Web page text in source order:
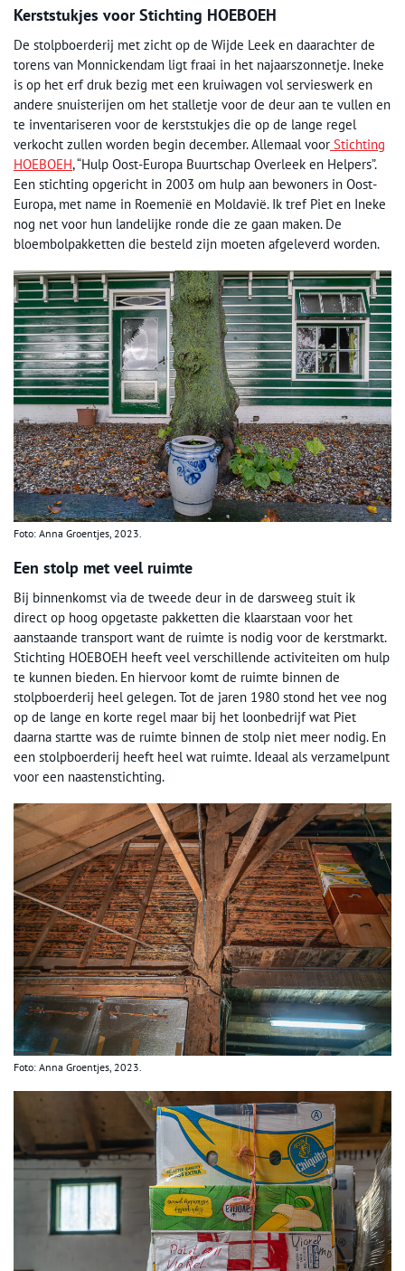
Kerststukjes voor Stichting HOEBOEH
De stolpboerderij met zicht op de Wijde Leek en daarachter de
torens van Monnickendam ligt fraai in het najaarszonnetje. Ineke
is op het erf druk bezig met een kruiwagen vol servieswerk en
andere snuisterijen om het stalletje voor de deur aan te vullen en
te inventariseren voor de kerststukjes die op de lange regel
verkocht zullen worden begin december. Allemaal voor Stichting
HOEBOEH, “Hulp Oost-Europa Buurtschap Overleek en Helpers”.
Een stichting opgericht in 2003 om hulp aan bewoners in Oost-
Europa, met name in Roemenië en Moldavië. Ik tref Piet en Ineke
nog net voor hun landelijke ronde die ze gaan maken. De
bloembolpakketten die besteld zijn moeten afgeleverd worden.
Foto: Anna Groentjes, 2023.
Een stolp met veel ruimte
Bij binnenkomst via de tweede deur in de darsweeg stuit ik
direct op hoog opgetaste pakketten die klaarstaan voor het
aanstaande transport want de ruimte is nodig voor de kerstmarkt.
Stichting HOEBOEH heeft veel verschillende activiteiten om hulp
te kunnen bieden. En hiervoor komt de ruimte binnen de
stolpboerderij heel gelegen. Tot de jaren 1980 stond het vee nog
op de lange en korte regel maar bij het loonbedrijf wat Piet
daarna startte was de ruimte binnen de stolp niet meer nodig. En
een stolpboerderij heeft heel wat ruimte. Ideaal als verzamelpunt
voor een naastenstichting.
Foto: Anna Groentjes, 2023.